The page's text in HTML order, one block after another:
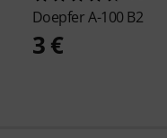
DoepferA-100 B2
3 €